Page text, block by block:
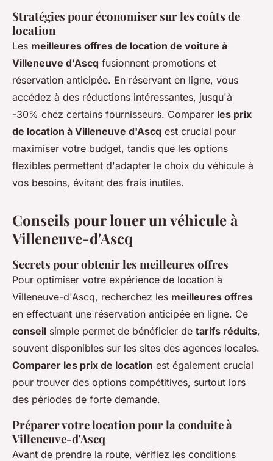
Stratégies pour économiser sur les coûts de
location
Les meilleures offres de location de voiture à
Villeneuve d'Ascq fusionnent promotions et
réservation anticipée. En réservant en ligne, vous
accédez à des réductions intéressantes, jusqu'à
-30% chez certains fournisseurs. Comparer les prix
de location à Villeneuve d'Ascq est crucial pour
maximiser votre budget, tandis que les options
flexibles permettent d'adapter le choix du véhicule à
vos besoins, évitant des frais inutiles.
Conseils pour louer un véhicule à
Villeneuve-d'Ascq
Secrets pour obtenir les meilleures offres
Pour optimiser votre expérience de location à
Villeneuve-d'Ascq, recherchez les meilleures offres
en effectuant une réservation anticipée en ligne. Ce
conseil simple permet de bénéficier de tarifs réduits,
souvent disponibles sur les sites des agences locales.
Comparer les prix de location est également crucial
pour trouver des options compétitives, surtout lors
des périodes de forte demande.
Préparer votre location pour la conduite à
Villeneuve-d'Ascq
Avant de prendre la route, vérifiez les conditions